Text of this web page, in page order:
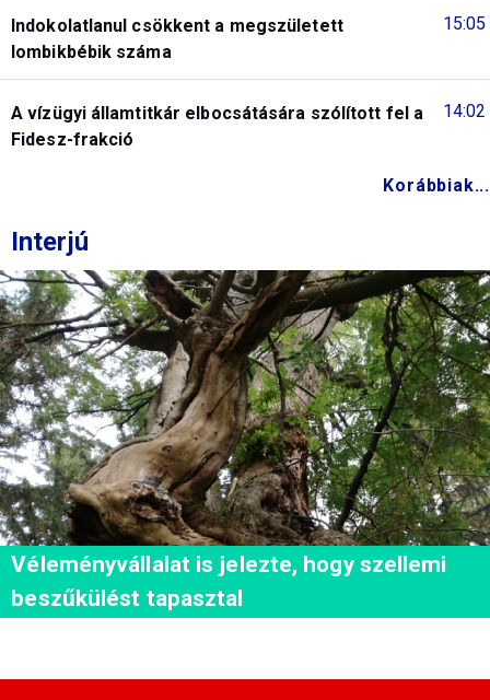
15:05
Indokolatlanul csökkent a megszületett
lombikbébik száma
14:02
A vízügyi államtitkár elbocsátására szólított fel a
Fidesz-frakció
Korábbiak...
Interjú
Véleményvállalat is jelezte, hogy szellemi
beszűkülést tapasztal